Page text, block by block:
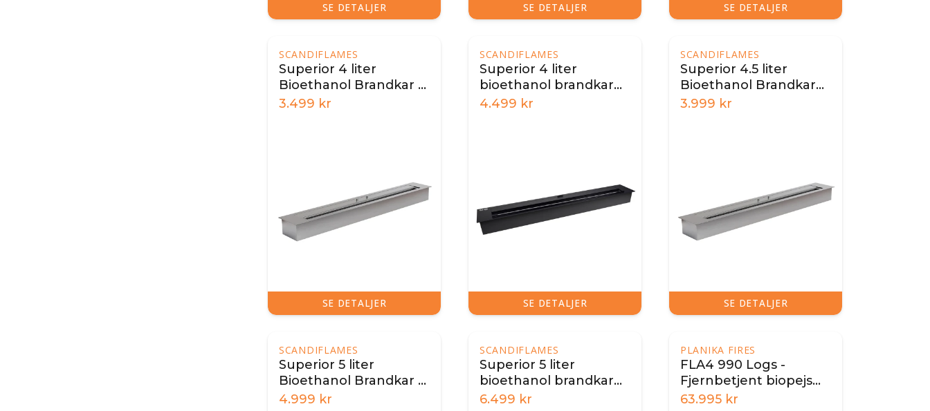
SE DETALJER SE DETALJER SE DETALJER
SCANDIFLAMES
Superior 4 liter
Bioethanol Brandkar -
80 cm
3.499 kr
SE DETALJER
SCANDIFLAMES
Superior 4 liter
bioethanol brandkar
80 cm – sort
4.499 kr
SE DETALJER
SCANDIFLAMES
Superior 4.5 liter
Bioethanol Brandkar
90 cm
3.999 kr
SE DETALJER
SCANDIFLAMES
Superior 5 liter
Bioethanol Brandkar -
100 cm
4.999 kr
SCANDIFLAMES
Superior 5 liter
bioethanol brandkar
100 cm – sort
6.499 kr
PLANIKA FIRES
FLA4 990 Logs -
Fjernbetjent biopejs
brandkar
63.995 kr